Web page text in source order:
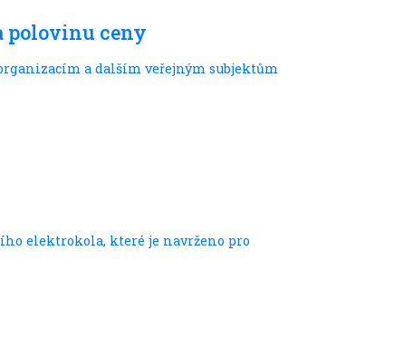
polovinu ceny
a dalším veřejným subjektům
elektrokola, které je navrženo pro